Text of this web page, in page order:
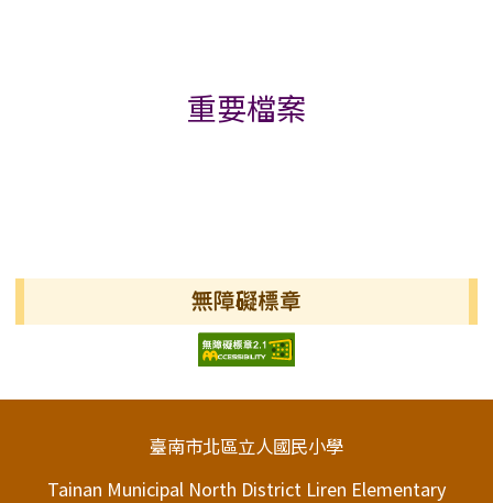
重要檔案
無障礙標章
頁尾區域內容臺南市北區立人國民小學
Tainan Municipal North District Liren Elementary